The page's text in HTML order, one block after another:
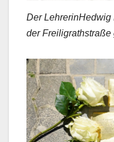
Der LehrerinHedwig
der Freiligrathstraße